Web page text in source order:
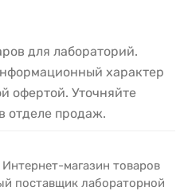
для лабораторий.
характер
офертой. Уточняйте
отделе продаж.
магазин товаров
поставщик лабораторной